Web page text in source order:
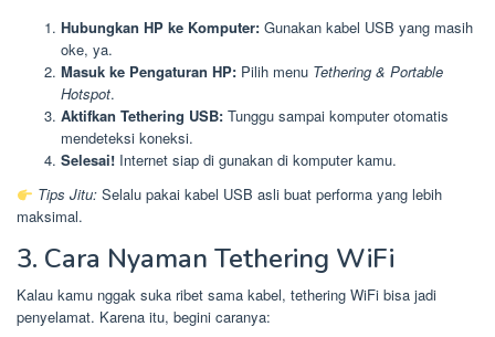
Hubungkan HP ke Komputer: Gunakan kabel USB yang masih
oke, ya.
Masuk ke Pengaturan HP: Pilih menu Tethering & Portable
Hotspot.
Aktifkan Tethering USB: Tunggu sampai komputer otomatis
mendeteksi koneksi.
Selesai! Internet siap di gunakan di komputer kamu.
Tips Jitu:Selalu pakai kabel USB asli buat performa yang lebih
maksimal.
3. Cara Nyaman Tethering WiFi
Kalau kamu nggak suka ribet sama kabel, tethering WiFi bisa jadi
penyelamat. Karena itu, begini caranya: